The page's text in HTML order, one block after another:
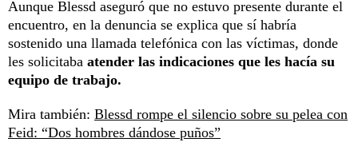
Aunque Blessd aseguró que no estuvo presente durante el
encuentro, en la denuncia se explica que sí habría
sostenido una llamada telefónica con las víctimas, donde
les solicitaba atender las indicaciones que les hacía su
equipo de trabajo.
Mira también: Blessd rompe el silencio sobre su pelea con
Feid: “Dos hombres dándose puños”